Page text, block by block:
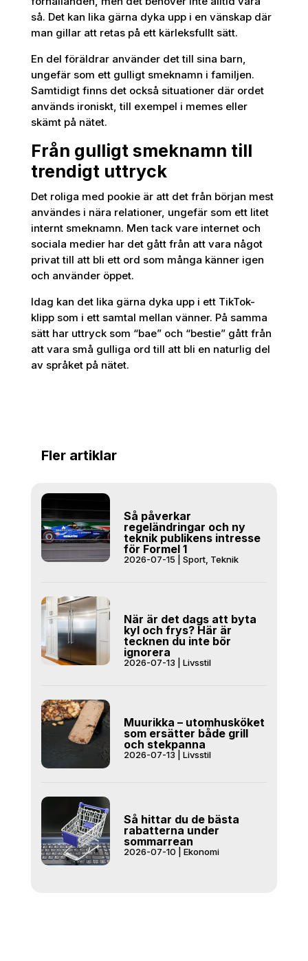
så. Det kan lika gärna dyka upp i en vänskap där
man gillar att retas på ett kärleksfullt sätt.
En del föräldrar använder det till sina barn,
ungefär som ett gulligt smeknamn i familjen.
Samtidigt finns det också situationer där ordet
används ironiskt, till exempel i memes eller
skämt på nätet.
Från gulligt smeknamn till
trendigt uttryck
Det roliga med pookie är att det från början mest
användes i nära relationer, ungefär som ett litet
internt smeknamn. Men tack vare internet och
sociala medier har det gått från att vara något
privat till att bli ett ord som många känner igen
och använder öppet.
Idag kan det lika gärna dyka upp i ett TikTok-
klipp som i ett samtal mellan vänner. På samma
sätt har uttryck som “bae” och “bestie” gått från
att vara små gulliga ord till att bli en naturlig del
av språket på nätet.
Fler artiklar
Så påverkar
regeländringar och ny
teknik publikens intresse
för Formel 1
2026-07-15 Sport, Teknik
När är det dags att byta
kyl och frys? Här är
tecknen du inte bör
ignorera
2026-07-13 Livsstil
Muurikka – utomhusköket
som ersätter både grill
och stekpanna
2026-07-13 Livsstil
Så hittar du de bästa
rabatterna under
sommarrean
2026-07-10 Ekonomi